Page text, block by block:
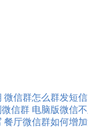
微信群怎么群发短信
信群 电脑版微信
餐厅微信群如何增